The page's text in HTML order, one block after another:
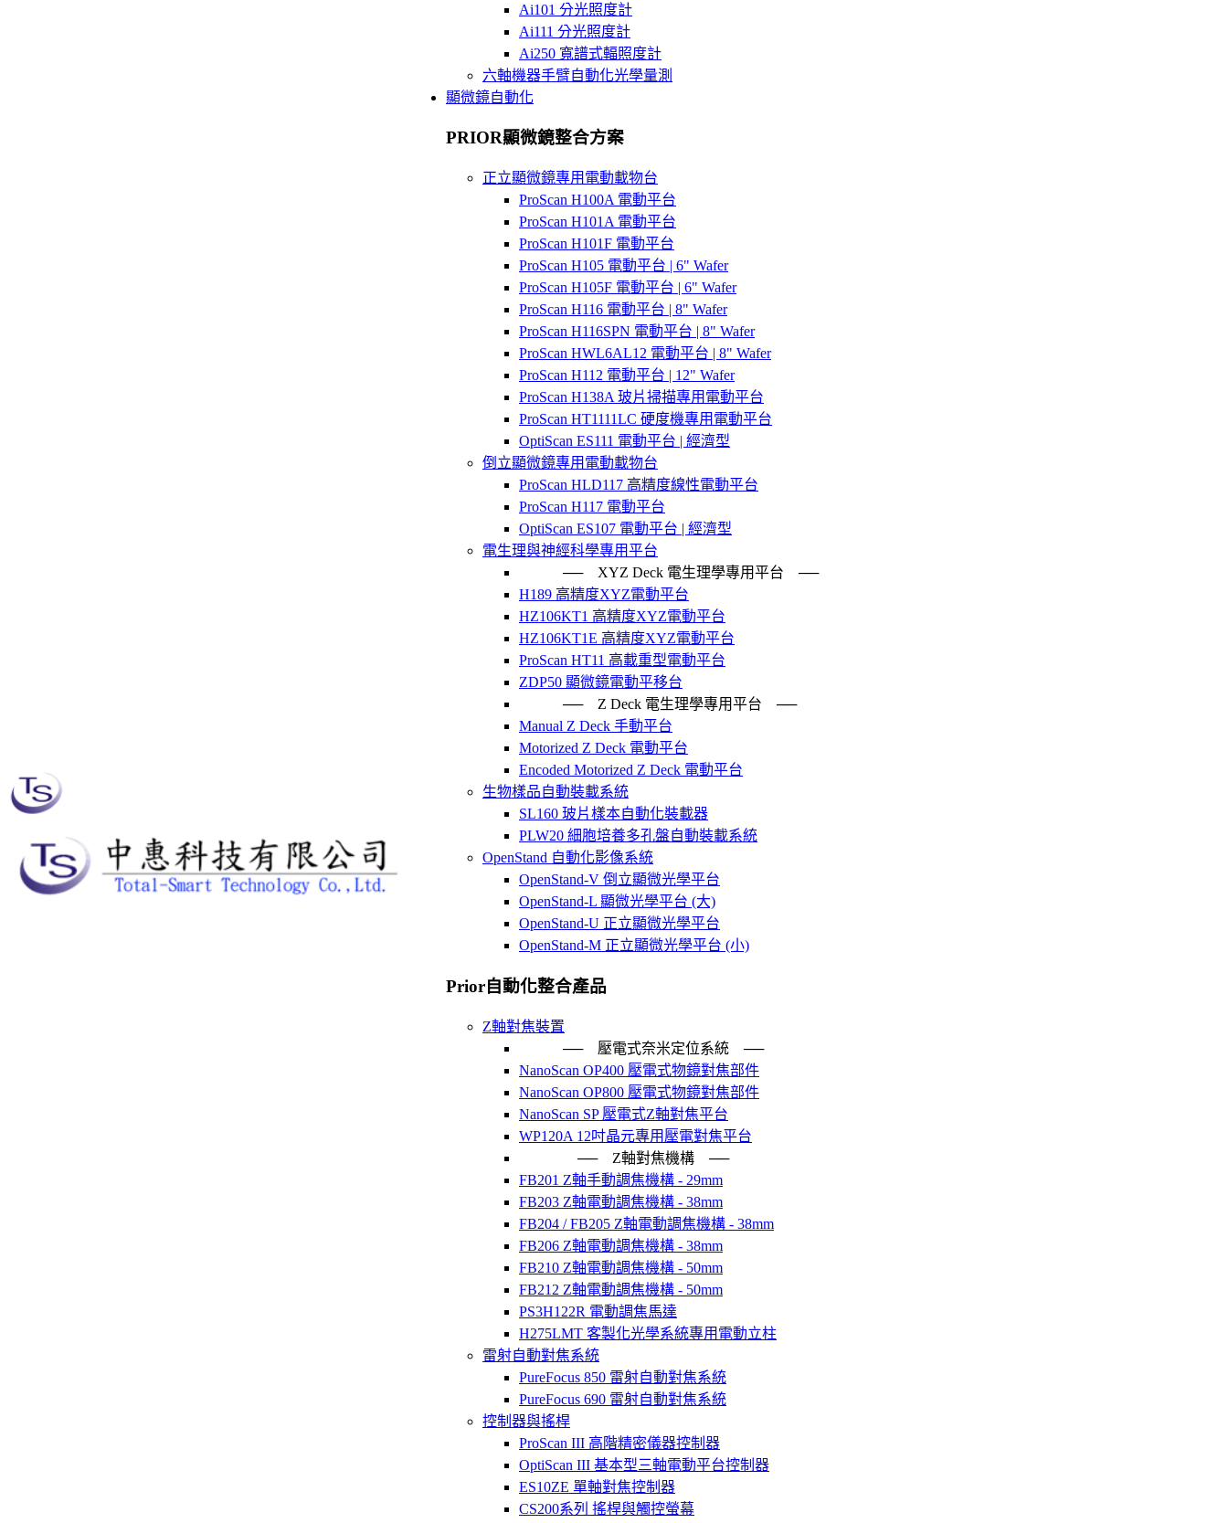
Ai101 分光照度計
Ai111 分光照度計
Ai250 寬譜式輻照度計
六軸機器手臂自動化光學量測
顯微鏡自動化
PRIOR顯微鏡整合方案
正立顯微鏡專用電動載物台
ProScan H100A 電動平台
ProScan H101A 電動平台
ProScan H101F 電動平台
ProScan H105 電動平台 | 6" Wafer
ProScan H105F 電動平台 | 6" Wafer
ProScan H116 電動平台 | 8" Wafer
ProScan H116SPN 電動平台 | 8" Wafer
ProScan HWL6AL12 電動平台 | 8" Wafer
ProScan H112 電動平台 | 12" Wafer
ProScan H138A 玻片掃描專用電動平台
ProScan HT1111LC 硬度機專用電動平台
OptiScan ES111 電動平台 | 經濟型
倒立顯微鏡專用電動載物台
ProScan HLD117 高精度線性電動平台
ProScan H117 電動平台
OptiScan ES107 電動平台 | 經濟型
電生理與神經科學專用平台
── XYZ Deck 電生理學專用平台 ──
H189 高精度XYZ電動平台
HZ106KT1 高精度XYZ電動平台
HZ106KT1E 高精度XYZ電動平台
ProScan HT11 高載重型電動平台
ZDP50 顯微鏡電動平移台
── Z Deck 電生理學專用平台 ──
Manual Z Deck 手動平台
Motorized Z Deck 電動平台
Encoded Motorized Z Deck 電動平台
生物樣品自動裝載系統
SL160 玻片樣本自動化裝載器
PLW20 細胞培養多孔盤自動裝載系統
OpenStand 自動化影像系統
OpenStand-V 倒立顯微光學平台
OpenStand-L 顯微光學平台 (大)
OpenStand-U 正立顯微光學平台
OpenStand-M 正立顯微光學平台 (小)
Prior自動化整合產品
Z軸對焦裝置
── 壓電式奈米定位系統 ──
NanoScan OP400 壓電式物鏡對焦部件
NanoScan OP800 壓電式物鏡對焦部件
NanoScan SP 壓電式Z軸對焦平台
WP120A 12吋晶元專用壓電對焦平台
── Z軸對焦機構 ──
FB201 Z軸手動調焦機構 - 29mm
FB203 Z軸電動調焦機構 - 38mm
FB204 / FB205 Z軸電動調焦機構 - 38mm
FB206 Z軸電動調焦機構 - 38mm
FB210 Z軸電動調焦機構 - 50mm
FB212 Z軸電動調焦機構 - 50mm
PS3H122R 電動調焦馬達
H275LMT 客製化光學系統專用電動立柱
雷射自動對焦系統
PureFocus 850 雷射自動對焦系統
PureFocus 690 雷射自動對焦系統
控制器與搖桿
ProScan III 高階精密儀器控制器
OptiScan III 基本型三軸電動平台控制器
ES10ZE 單軸對焦控制器
CS200系列 搖桿與觸控螢幕